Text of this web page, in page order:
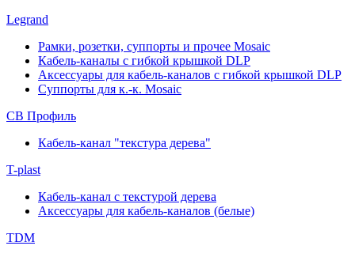
Legrand
Рамки, розетки, суппорты и прочее Mosaic
Кабель-каналы с гибкой крышкой DLP
Аксессуары для кабель-каналов с гибкой крышкой DLP
Суппорты для к.-к. Mosaic
СВ Профиль
Кабель-канал "текстура дерева"
T-plast
Кабель-канал с текстурой дерева
Аксессуары для кабель-каналов (белые)
TDM